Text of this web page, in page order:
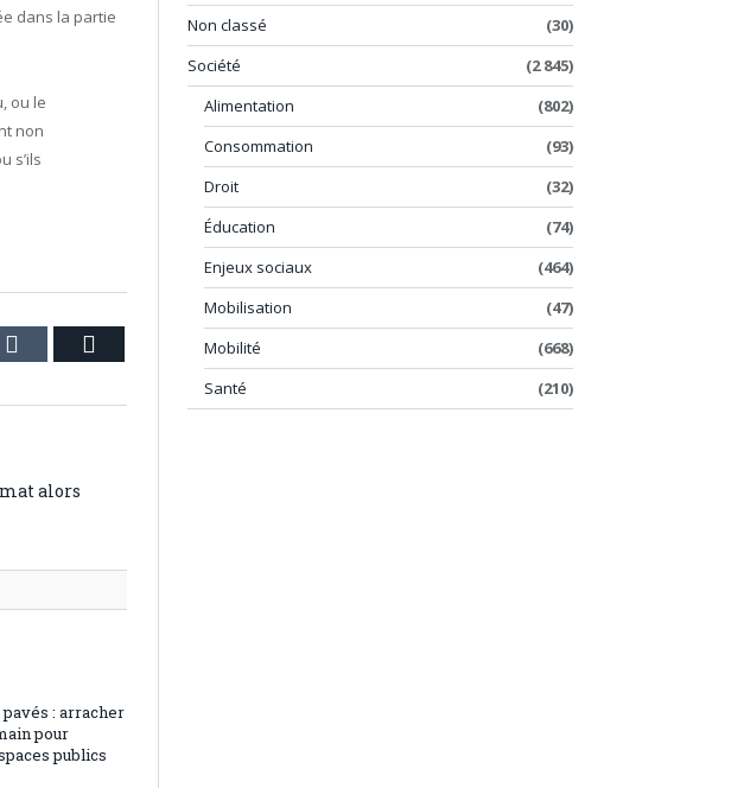
dans la partie
ou le
non
s’ils
Tumblr
alors
: arracher
pour
publics
Non classé
(30)
Société
(2 845)
Alimentation
(802)
Consommation
(93)
Droit
(32)
Éducation
(74)
Enjeux sociaux
(464)
Mobilisation
(47)
Mobilité
(668)
Santé
(210)